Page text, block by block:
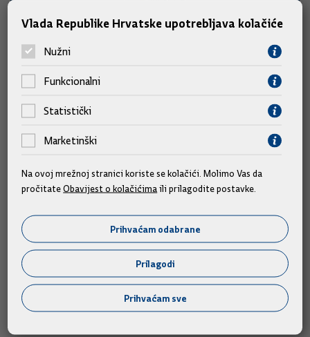
Predsjednik Vlade Plenković na 29. Maratonu
lađa
Predsjednik Vlade Andrej Plenković nazočit će startu
utrke 29. Maratona lađa u Metkoviću,u subotu, 8.
kolovoza 2026. u 17 sati.
08.08.2026.
Vlada Republike Hrvatske upotrebljava kolačiće
Nužni
Funkcionalni
Statistički
Marketinški
Na ovoj mrežnoj stranici koriste se kolačići. Molimo Vas da
pročitateObavijest o kolačićima ili prilagodite postavke.
Prihvaćam odabrane
Prilagodi
Prihvaćam sve